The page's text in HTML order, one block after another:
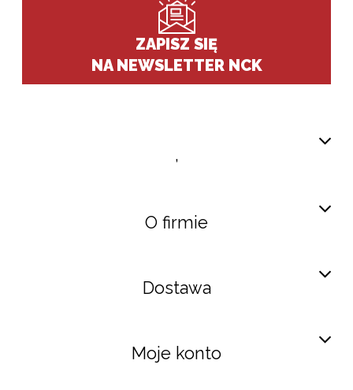
ZAPISZ SIĘ
NA NEWSLETTER NCK
,
O firmie
Dostawa
Moje konto